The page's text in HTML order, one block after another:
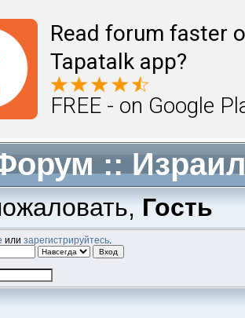
Read forum faster
Tapatalk app?
FREE - on Google
::
Гость
илизарегистрируйтесь